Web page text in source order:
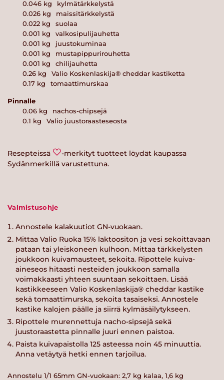
0.046 kg
kylmätärkkelystä
0.026 kg
maissitärkkelystä
0.022 kg
suolaa
0.001 kg
valkosipulijauhetta
0.001 kg
juustokuminaa
0.001 kg
mustapippurirouhetta
0.001 kg
chilijauhetta
0.26 kg
Valio Koskenlaskija® cheddar kastiketta
0.17 kg tomaattimurskaa
Pinnalle
0.06 kg
nachos-chipsejä
0.1 kg Valio juustoraasteseosta
Resepteissä
-merkityt tuotteet löydät kaupassa
Sydänmerkillä varustettuna.
Valmistusohje
Annostele kalakuutiot GN-vuokaan.
Mittaa Valio Ruoka 15% laktoositon ja vesi sekoittavaan
pataan tai yleiskoneen kulhoon. Mittaa tärkkelysten
joukkoon kuivamausteet, sekoita. Ripottele kuiva-
aineseos hitaasti nesteiden joukkoon samalla
voimakkaasti yhteen suuntaan sekoittaen. Lisää
kastikkeeseen Valio Koskenlaskija® cheddar kastike
sekä tomaattimurska, sekoita tasaiseksi. Annostele
kastike kalojen päälle ja siirrä kylmäsäilytykseen.
Ripottele murennettuja nacho-sipsejä sekä
juustoraastetta pinnalle juuri ennen paistoa.
Paista kuivapaistolla 125 asteessa noin 45 minuuttia.
Anna vetäytyä hetki ennen tarjoilua.
Annostelu 1/1 65mm GN-vuokaan: 2,7 kg kalaa, 1,6 kg